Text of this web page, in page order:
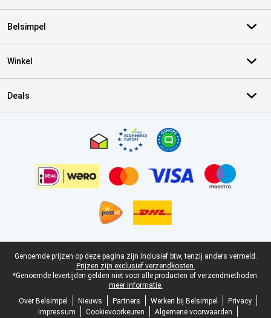
Belsimpel
Winkel
Deals
Juridische voettekst
Genoemde prijzen op deze pagina zijn inclusief btw, tenzij anders vermeld.
Prijzen zijn exclusief verzendkosten.
*Genoemde levertijden gelden niet voor alle producten of verzendmethoden:
meer informatie.
Over Belsimpel
Nieuws Partners Werken bij Belsimpel
Privacy
Impressum
Cookievoorkeuren
Algemene voorwaarden